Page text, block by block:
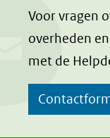
Voor vragen
overheden
met de